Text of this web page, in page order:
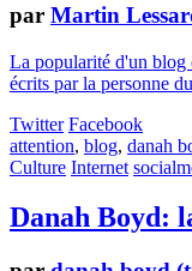
par Martin
La popularité d'un blog
écrits par la personne
Twitter Facebook
attention, blog, danah
Culture Internet
Danah Boyd: